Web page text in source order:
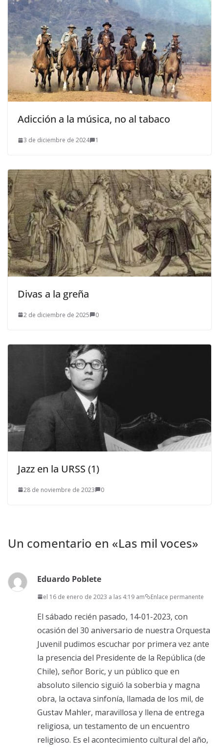
Adicción a la música, no al tabaco
3 de diciembre de 2024 1
Divas a la greña
2 de diciembre de 2025 0
Jazz en la URSS (1)
28 de noviembre de 2023 0
Un comentario en «Las mil voces»
Eduardo Poblete
el 16 de enero de 2023 a las 4:19 am Enlace permanente
El sábado recién pasado, 14-01-2023, con
ocasión del 30 aniversario de nuestra Orquesta
Juvenil pudimos escuchar por primera vez ante
la presencia del Presidente de la República (de
Chile), señor Boric, y un público que en
absoluto silencio siguió la soberbia y magna
obra, la octava sinfonía, llamada de los mil, de
Gustav Mahler, maravillosa y llena de entrega
religiosa, un testamento de un encuentro
religioso. Es el acontecimiento cultural del año,